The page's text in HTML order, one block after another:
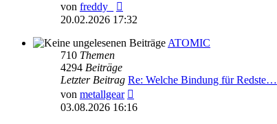
von freddy_
Beitrag
20.02.2026 17:32
ATOMIC
710 Themen
4294 Beiträge
Letzter Beitrag Re: Welche Bindung für Redste…
von metallgear
Beitrag
03.08.2026 16:16